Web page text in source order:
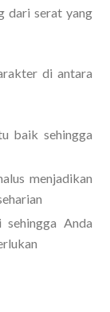
dari serat yang
di antara
baik sehingga
menjadikan
sehingga Anda